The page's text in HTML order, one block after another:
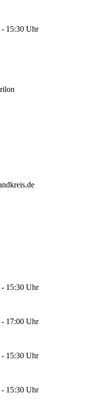
15:30 Uhr
15:30 Uhr
17:00 Uhr
15:30 Uhr
15:30 Uhr